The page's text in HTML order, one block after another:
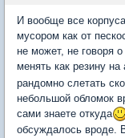
И вообще все
мусором как от
не может, не говоря
менять как резину на
рандомно слетать
небольшой обломок
сами знаете откуда
обсуждалось вроде.